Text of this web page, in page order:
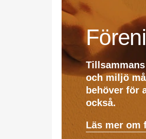
och miljö
behöver för
också.
Läs mer om